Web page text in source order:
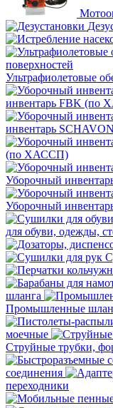
Ультрафиолетовые
инвентарь FBK (по
инвентарь
(по ХАССП)
Уборочный
Уборочный
для обуви, одежды,
шланга
Промышленные
моечные
Струйные трубки,
соединения
переходники